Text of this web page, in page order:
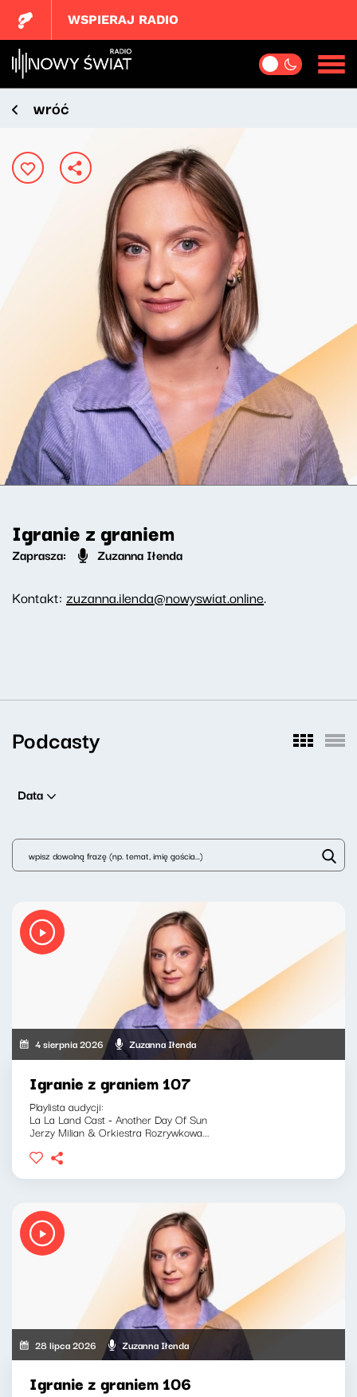
WSPIERAJ RADIO
wróć
Igranie z graniem
Zaprasza: Zuzanna Iłenda
Kontakt: zuzanna.ilenda@nowyswiat.online.
Podcasty
Data
4 sierpnia 2026 Zuzanna Iłenda
Igranie z graniem 107
Playlista audycji:
La La Land Cast - Another Day Of Sun
Jerzy Milian & Orkiestra Rozrywkowa...
28 lipca 2026 Zuzanna Iłenda
Igranie z graniem 106